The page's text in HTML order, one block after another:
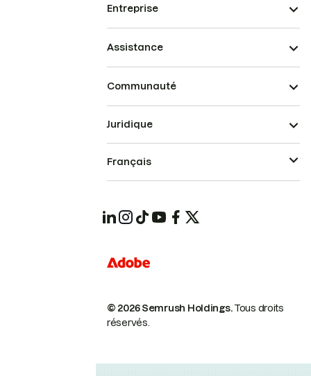
Entreprise
Assistance
Communauté
© 2026 Semrush Holdings.Tous droits
réservés.
Juridique
Français